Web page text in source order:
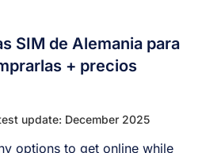
SIM de Alemania para
+ precios
update: December 2025
options to get online while